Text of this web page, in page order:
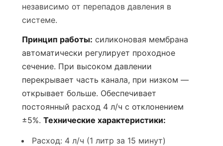
независимо от перепадов давления в
системе.
Принцип работы: силиконовая мембрана
автоматически регулирует проходное
сечение. При высоком давлении
перекрывает часть канала, при низком —
открывает больше. Обеспечивает
постоянный расход 4 л/ч с отклонением
±5%. Технические характеристики:
Расход: 4 л/ч (1 литр за 15 минут)